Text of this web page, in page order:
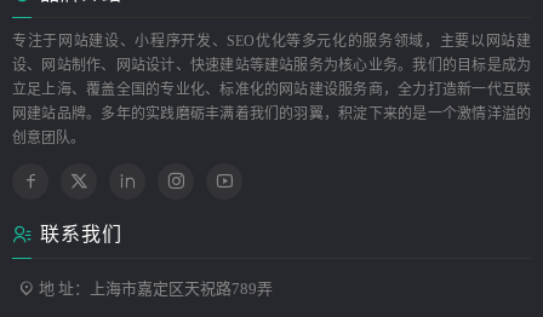
专注于网站建设、小程序开发、SEO优化等多元化的服务领域，主要以网站建
设、网站制作、网站设计、快速建站等建站服务为核心业务。我们的目标是成为
立足上海、覆盖全国的专业化、标准化的网站建设服务商，全力打造新一代互联
网建站品牌。多年的实践磨砺丰满着我们的羽翼，积淀下来的是一个激情洋溢的
创意团队。
联系我们
地 址：上海市嘉定区天祝路789弄